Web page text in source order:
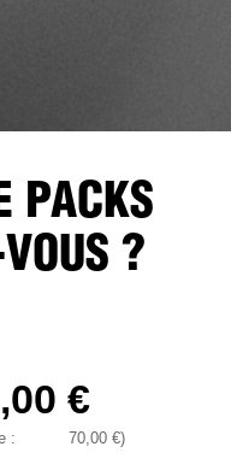
PACKS
?
€
: 70,00 €)